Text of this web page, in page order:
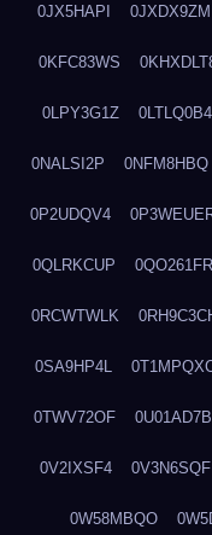
0JX5HAPI 0JXDX9ZM
0KFC83WS
0LPY3G1Z 0LTLQ0B4
0NALSI2P 0NFM8HBQ
0P2UDQV4
0QLRKCUP 0QO261FR
0RCWTWLK
0SA9HP4L
0TWV72OF 0U01AD7B
0V2IXSF4 0V3N6SQF
0W58MBQO